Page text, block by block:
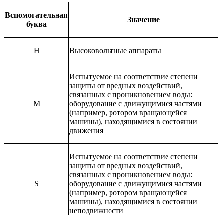
Вспомогательная
буква
Значение
Н Высоковольтные аппараты
M
Испытуемое на соответствие степени
защиты от вредных воздействий,
связанных с проникновением воды:
оборудование с движущимися частями
(например, ротором вращающейся
машины), находящимися в состоянии
движения
S
Испытуемое на соответствие степени
защиты от вредных воздействий,
связанных с проникновением воды:
оборудование с движущимися частями
(например, ротором вращающейся
машины), находящимися в состоянии
неподвижности